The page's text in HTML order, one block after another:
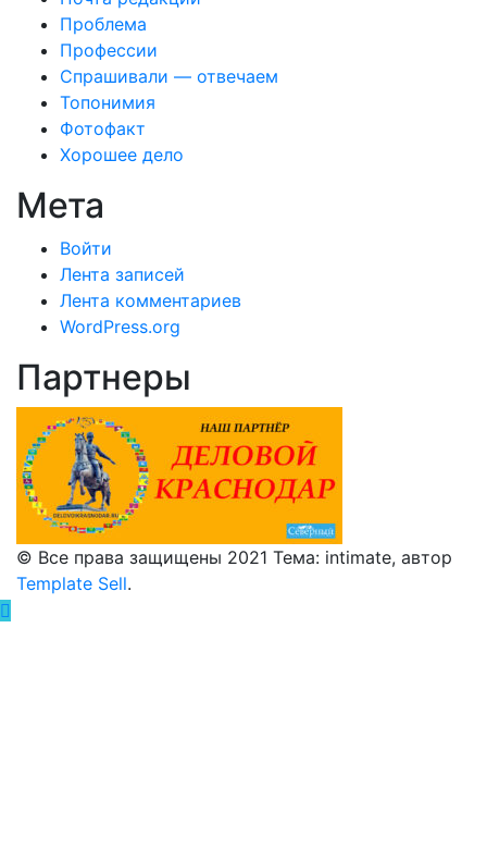
Проблема
Профессии
Спрашивали — отвечаем
Топонимия
Фотофакт
Хорошее дело
Мета
Войти
Лента записей
Лента комментариев
WordPress.org
Партнеры
© Все права защищены 2021 Тема: intimate, автор
Template Sell.